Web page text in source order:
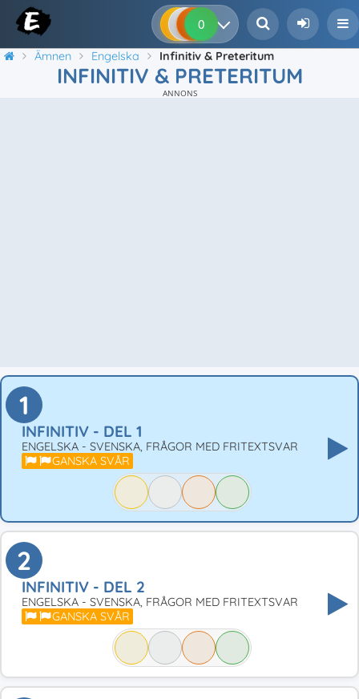
0 0 0
Ämnen Engelska Infinitiv & Preteritum
INFINITIV & PRETERITUM
ANNONS
1
INFINITIV - DEL 1
ENGELSKA - SVENSKA, FRÅGOR MED FRITEXTSVAR
GANSKA SVÅR
2
INFINITIV - DEL 2
ENGELSKA - SVENSKA, FRÅGOR MED FRITEXTSVAR
GANSKA SVÅR